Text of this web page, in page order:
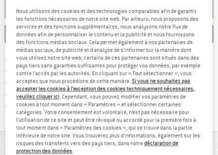
AJOUTER AU PANIER
ENREGISTRER COMPARER
Livraison gratuite dès 69 € (FR)Trouve les infos sur la
Droit de retour de 100 joursTrouve les informations de
> 4 000 000 clients satisfaits
Tous les articles disponibles
Protection des acheteurs de Trusted ShopsTrouve toutes les
VUE D'ENSEMBLE
Nous utilisons des cookies et des technologies comparables afin de garantir
les fonctions nécessaires de notre site web. Par ailleurs, nous proposons des
services et des fonctions supplémentaires, nous analysons notre flux de
données afin de personnaliser le contenu et la publicité et nous fournissons
des fonctions médias sociaux. Cela permet également à nos partenaires de
médias sociaux, de publicité et d'analyse de s'informer sur la manière dont
vous utilisez notre site web; certains de ces partenaires sont situés dans des
pays tiers sans garanties suffisantes pour protéger vos données, par exemple
contre l'accès par les autorités. En cliquant sur « Tout sélectionner », vous
acceptez que nous procédions de cette manière.Si vous ne souhaitez pas
accepter les cookies à l’exception des cookies techniquement nécessaires,
veuillez cliquer ici. Cependant, vous pouvez modifier vos paramètres de
cookies à tout moment dans « Paramètres » et sélectionner certaines
catégories. Votre consentement est volontaire, n’est pas nécessaire pour
l’utilisation de ce site et peut être révoqué ou accordé pour la première fois à
tout moment dans « Paramètres des cookies », qui se trouve dans la partie
inférieure de notre site. Vous trouverez plus d'informations, également sur les
risques des transferts vers des pays tiers, dans notredéclaration de
protection des données.